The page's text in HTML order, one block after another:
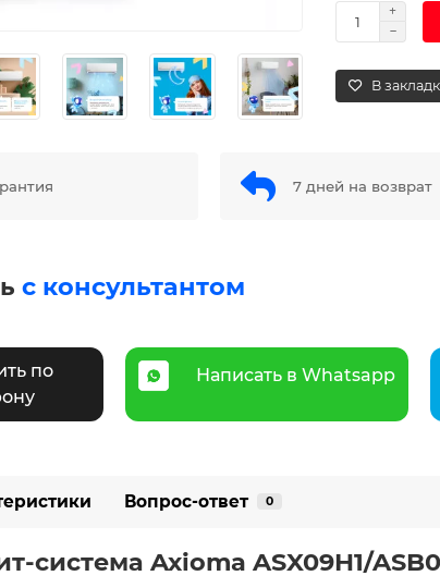
В
7 дней на возврат
с консультантом
по
Написать в Whatsapp
Вопрос-ответ 0
система Axioma ASX09H1/